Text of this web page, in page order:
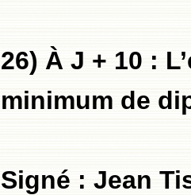
26) À J + 10 :
minimum de
Signé : Jean